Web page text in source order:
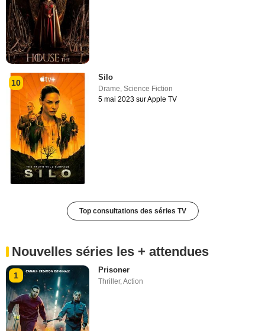
10
Silo
Drame,Science Fiction
5 mai 2023 sur Apple TV
Top consultations des séries TV
Nouvelles séries les + attendues
1
Prisoner
Thriller,Action